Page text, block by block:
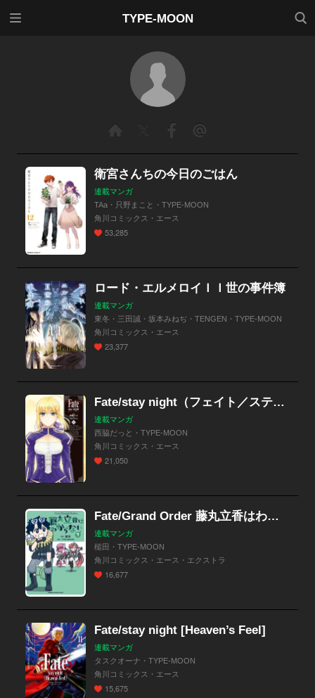
TYPE-MOON
検索
衛宮さんちの今日のごはん
連載マンガ
TAa・只野まこと・TYPE-MOON
角川コミックス・エース
53,285
ロード・エルメロイＩＩ世の事件簿
連載マンガ
東冬・三田誠・坂本みねぢ・TENGEN・TYPE-MOON
角川コミックス・エース
23,377
Fate/stay night（フェイト／ステイナイト）
連載マンガ
西脇だっと・TYPE-MOON
角川コミックス・エース
21,050
Fate/Grand Order 藤丸立香はわからない
連載マンガ
槌田・TYPE-MOON
角川コミックス・エース・エクストラ
16,677
Fate/stay night [Heaven’s Feel]
連載マンガ
タスクオーナ・TYPE-MOON
角川コミックス・エース
15,675